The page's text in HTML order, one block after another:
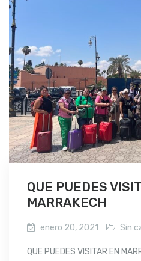
QUE PUEDES
MARRAKECH
enero 20, 2021 Sin
QUE PUEDES VISITAR EN